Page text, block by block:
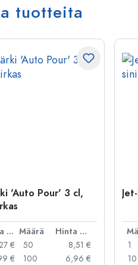
tuotteita
'Auto Pour' 3 cl,
Hinta per kpl Määrä
Hinta per kpl
€
€
50
8,51 €
100
6,96 €
1
10